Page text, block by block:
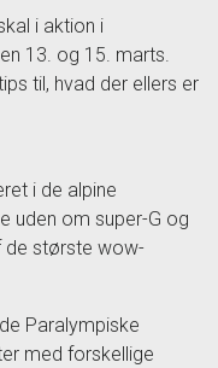
i aktion i
13. og 15. marts.
til, hvad der ellers er
i de alpine
uden om super-G og
de største wow-
Paralympiske
med forskellige